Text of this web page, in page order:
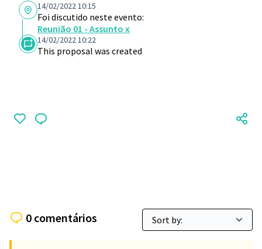
14/02/2022 10:15
Foi discutido neste evento:
Reunião 01 - Assunto x
14/02/2022 10:22
This proposal was created
0 comentários